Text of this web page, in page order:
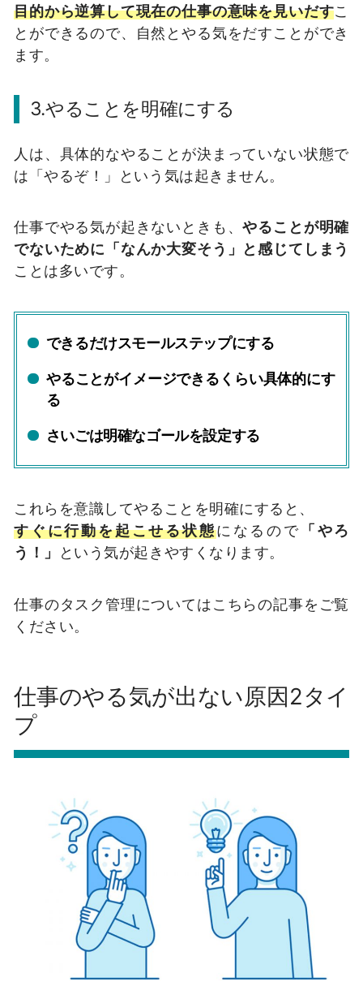
目的から逆算して現在の仕事の意味を見いだすこ
とができるので、自然とやる気をだすことができ
ます。
3.やることを明確にする
人は、具体的なやることが決まっていない状態で
は「やるぞ！」という気は起きません。
仕事でやる気が起きないときも、やることが明確
でないために「なんか大変そう」と感じてしまう
ことは多いです。
できるだけスモールステップにする
やることがイメージできるくらい具体的にす
る
さいごは明確なゴールを設定する
これらを意識してやることを明確にすると、
すぐに行動を起こせる状態になるので 「やろ
う！」
という気が起きやすくなります。
仕事のタスク管理についてはこちらの記事をご覧
ください。
仕事のやる気が出ない原因2タイ
プ